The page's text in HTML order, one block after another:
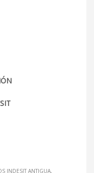
INDESIT ANTIGUA